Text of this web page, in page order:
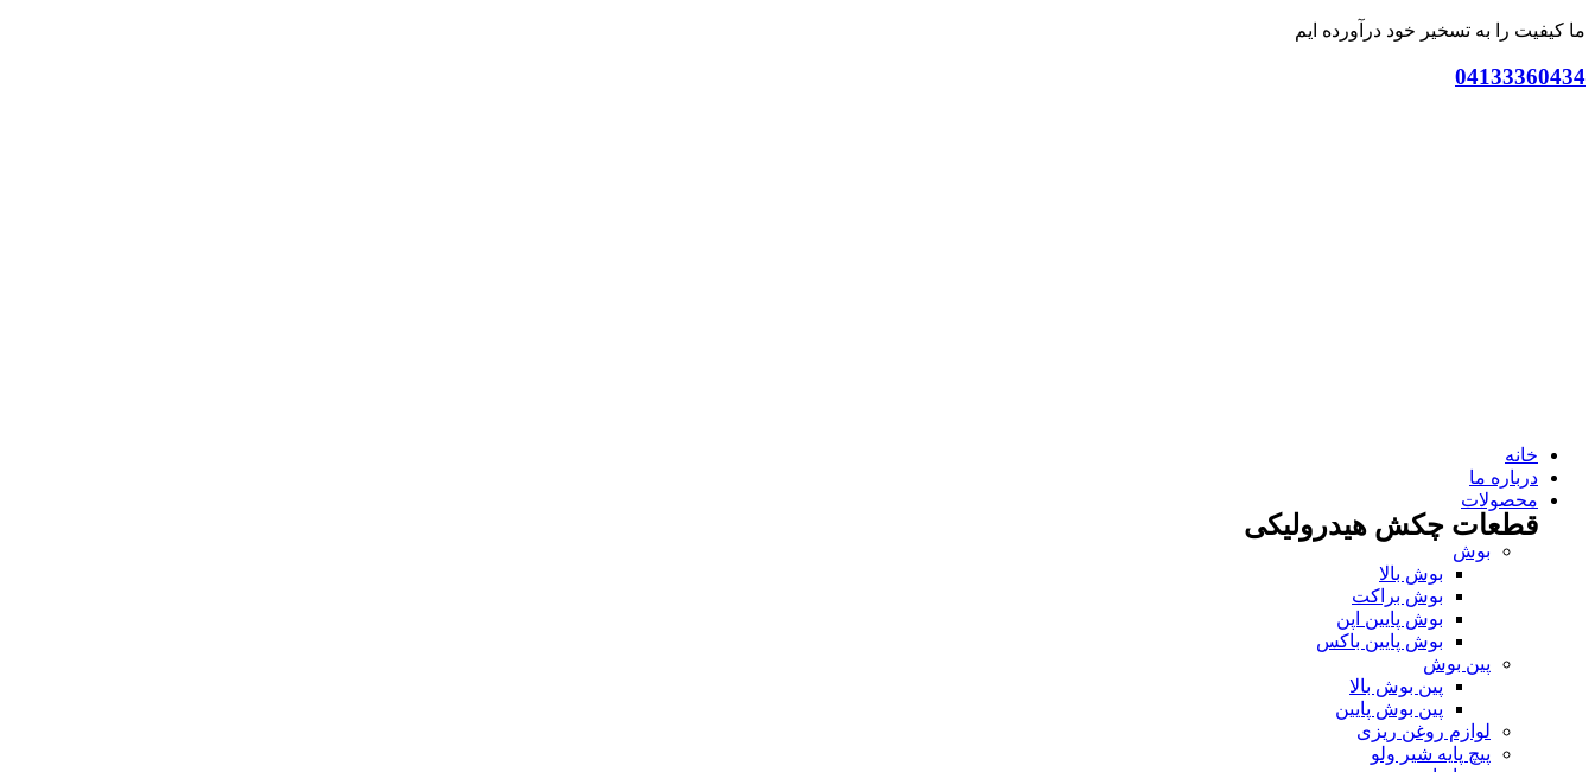
ما کیفیت را به تسخیر خود درآورده ایم
04133360434
خانه
درباره ما
محصولات
قطعات چکش هیدرولیکی
بوش
بوش بالا
بوش براکت
بوش پایین اپن
بوش پایین باکس
پین بوش
پین بوش بالا
پین بوش پایین
لوازم روغن ریزی
پیچ پایه شیر ولو